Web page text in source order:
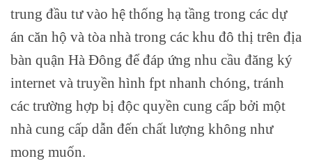
trung đầu tư vào hệ thống hạ tầng trong các dự
án căn hộ và tòa nhà trong các khu đô thị trên địa
bàn quận Hà Đông để đáp ứng nhu cầu đăng ký
internet và truyền hình fpt nhanh chóng, tránh
các trường hợp bị độc quyền cung cấp bởi một
nhà cung cấp dẫn đến chất lượng không như
mong muốn.